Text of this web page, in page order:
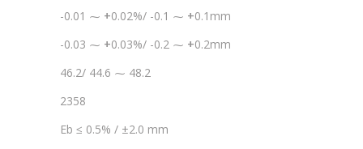
-0.01 ⁓ +0.02%/ -0.1 ⁓ +0.1mm
-0.03 ⁓ +0.03%/ -0.2 ⁓ +0.2mm
46.2/ 44.6 ⁓ 48.2
2358
Eb ≤ 0.5% / ±2.0 mm